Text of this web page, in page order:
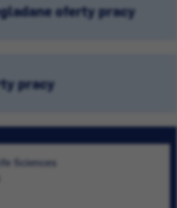
oferty pracy
pracy
Sciences